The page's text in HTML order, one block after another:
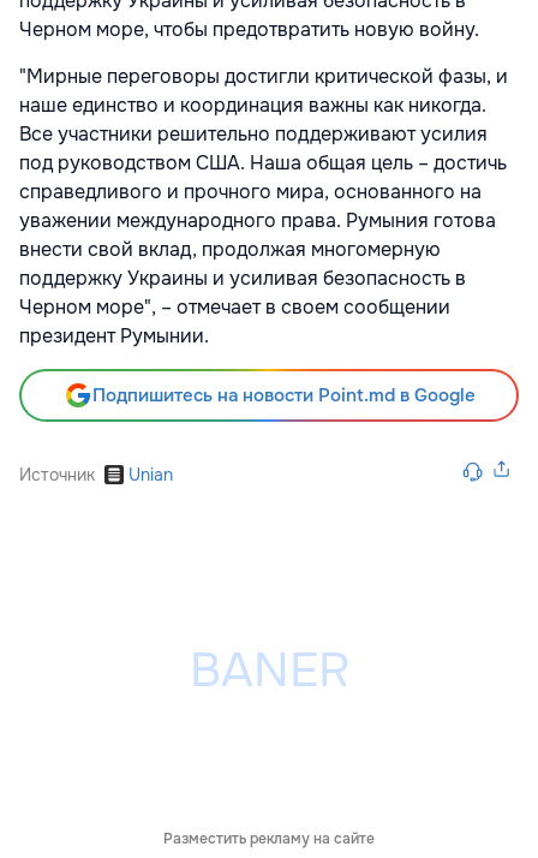
Черном море, чтобы предотвратить новую войну.
"Мирные переговоры достигли критической фазы, и
наше единство и координация важны как никогда.
Все участники решительно поддерживают усилия
под руководством США. Наша общая цель – достичь
справедливого и прочного мира, основанного на
уважении международного права. Румыния готова
внести свой вклад, продолжая многомерную
поддержку Украины и усиливая безопасность в
Черном море", – отмечает в своем сообщении
президент Румынии.
Подпишитесь на новости Point.md в Google
Источник Unian
Разместить рекламу на сайте